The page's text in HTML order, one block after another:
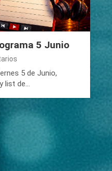
5 Junio
5 de Junio,
list de…